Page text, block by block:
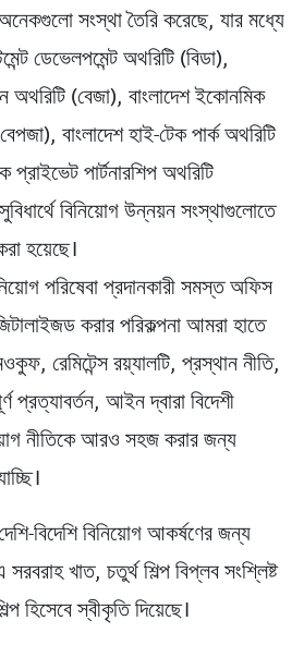
সংস্থা তৈরি করেছে, যার মধ্যে
ডেভেলপমেন্ট অথরিটি (বিডা),
(বেজা), বাংলাদেশ ইকোনমিক
বাংলাদেশ হাই-টেক পার্ক অথরিটি
পার্টনারশিপ অথরিটি
বিনিয়োগ উন্নয়ন সংস্থাগুলোতে
হয়েছে।
পরিষেবা প্রদানকারী সমস্ত অফিস
করার পরিকল্পনা আমরা হাতে
রেমিটেন্স রয়্যালটি, প্রস্থান নীতি,
প্রত্যাবর্তন, আইন দ্বারা বিদেশী
নীতিকে আরও সহজ করার জন্য
বিদেশি বিনিয়োগ আকর্ষণের জন্য
খাত, চতুর্থ শিল্প বিপ্লব সংশ্লিষ্ট
হিসেবে স্বীকৃতি দিয়েছে।